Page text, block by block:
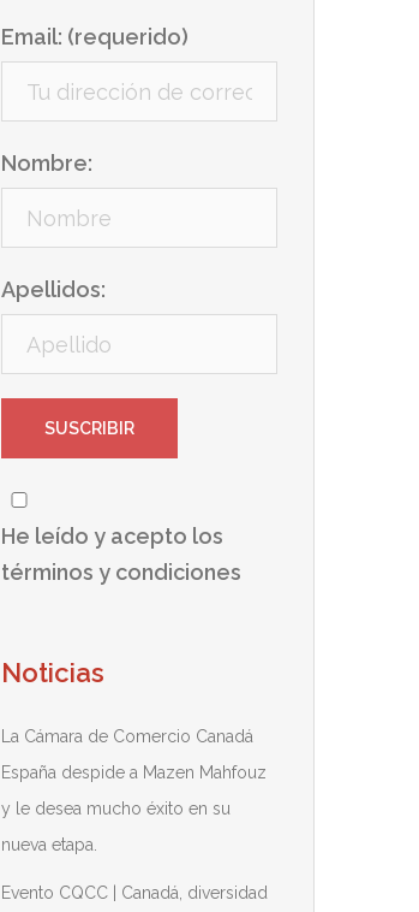
Email: (requerido)
Nombre:
Apellidos:
He leído y acepto los
términos y condiciones
Noticias
La Cámara de Comercio Canadá
España despide a Mazen Mahfouz
y le desea mucho éxito en su
nueva etapa.
Evento CQCC | Canadá, diversidad